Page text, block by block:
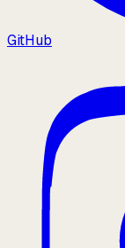
GitHub